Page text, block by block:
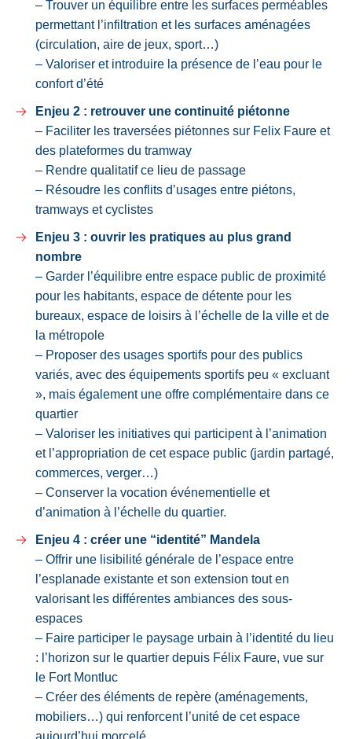
– Trouver un équilibre entre les surfaces perméables
permettant l’infiltration et les surfaces aménagées
(circulation, aire de jeux, sport…)
– Valoriser et introduire la présence de l’eau pour le
confort d’été
Enjeu 2 : retrouver une continuité piétonne
– Faciliter les traversées piétonnes sur Felix Faure et
des plateformes du tramway
– Rendre qualitatif ce lieu de passage
– Résoudre les conflits d’usages entre piétons,
tramways et cyclistes
Enjeu 3 : ouvrir les pratiques au plus grand
nombre
– Garder l’équilibre entre espace public de proximité
pour les habitants, espace de détente pour les
bureaux, espace de loisirs à l’échelle de la ville et de
la métropole
– Proposer des usages sportifs pour des publics
variés, avec des équipements sportifs peu « excluant
», mais également une offre complémentaire dans ce
quartier
– Valoriser les initiatives qui participent à l’animation
et l’appropriation de cet espace public (jardin partagé,
commerces, verger…)
– Conserver la vocation événementielle et
d’animation à l’échelle du quartier.
Enjeu 4 : créer une “identité” Mandela
– Offrir une lisibilité générale de l’espace entre
l’esplanade existante et son extension tout en
valorisant les différentes ambiances des sous-
espaces
– Faire participer le paysage urbain à l’identité du lieu
: l’horizon sur le quartier depuis Félix Faure, vue sur
le Fort Montluc
– Créer des éléments de repère (aménagements,
mobiliers…) qui renforcent l’unité de cet espace
aujourd’hui morcelé